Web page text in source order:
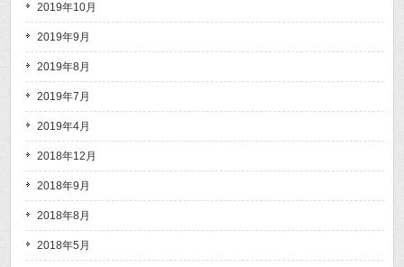
2019年10月
2019年9月
2019年8月
2019年7月
2019年4月
2018年12月
2018年9月
2018年8月
2018年5月